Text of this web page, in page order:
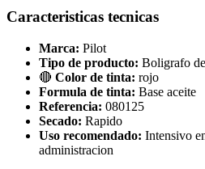
Caracteristicas tecnicas
Marca: Pilot
Tipo de producto: Boligrafo
🔴 Color de tinta: rojo
Formula de tinta: Base aceite
Referencia: 080125
Secado: Rapido
Uso recomendado: Intensivo
administracion